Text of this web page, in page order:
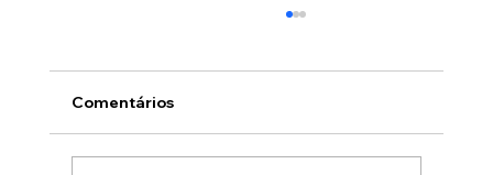
Comentários